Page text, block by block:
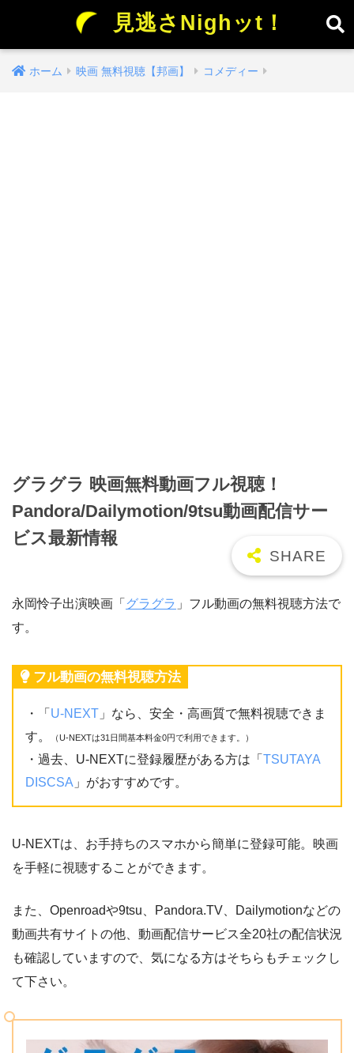
見逃さNighッt！
ホーム 映画 無料視聴【邦画】 コメディー
グラグラ 映画無料動画フル視聴！
Pandora/Dailymotion/9tsu動画配信サー
ビス最新情報
永岡怜子出演映画「 グラグラ 」フル動画の無料視聴方法で
す。
フル動画の無料視聴方法
・「 U-NEXT 」なら、安全・高画質で無料視聴できま
す。
（U-NEXTは31日間基本料金0円で利用できます。）
・過去、U-NEXTに登録履歴がある方は「 TSUTAYA
DISCSA 」がおすすめです。
U-NEXTは、お手持ちのスマホから簡単に登録可能。映画
を手軽に視聴することができます。
また、Openroadや9tsu、Pandora.TV、Dailymotionなどの
動画共有サイトの他、動画配信サービス全20社の配信状況
も確認していますので、気になる方はそちらもチェックし
て下さい。